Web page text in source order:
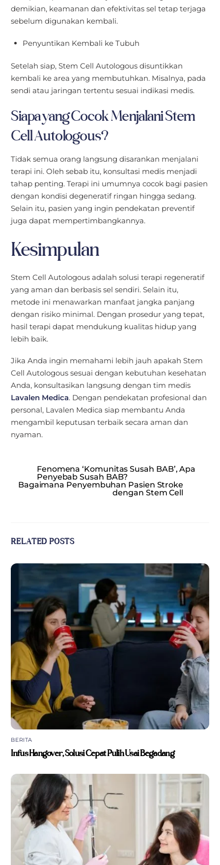
demikian, keamanan dan efektivitas sel tetap terjaga
sebelum digunakan kembali.
Penyuntikan Kembali ke Tubuh
Setelah siap, Stem Cell Autologous disuntikkan
kembali ke area yang membutuhkan. Misalnya, pada
sendi atau jaringan tertentu sesuai indikasi medis.
Siapa yang Cocok Menjalani Stem
Cell Autologous?
Tidak semua orang langsung disarankan menjalani
terapi ini. Oleh sebab itu, konsultasi medis menjadi
tahap penting. Terapi ini umumnya cocok bagi pasien
dengan kondisi degeneratif ringan hingga sedang.
Selain itu, pasien yang ingin pendekatan preventif
juga dapat mempertimbangkannya.
Kesimpulan
Stem Cell Autologous adalah solusi terapi regeneratif
yang aman dan berbasis sel sendiri. Selain itu,
metode ini menawarkan manfaat jangka panjang
dengan risiko minimal. Dengan prosedur yang tepat,
hasil terapi dapat mendukung kualitas hidup yang
lebih baik.
Jika Anda ingin memahami lebih jauh apakah Stem
Cell Autologous sesuai dengan kebutuhan kesehatan
Anda, konsultasikan langsung dengan tim medis
Lavalen Medica. Dengan pendekatan profesional dan
personal, Lavalen Medica siap membantu Anda
mengambil keputusan terbaik secara aman dan
nyaman.
Fenomena ‘Komunitas Susah BAB’, Apa
Penyebab Susah BAB?
Bagaimana Penyembuhan Pasien Stroke
dengan Stem Cell
RELATED POSTS
BERITA
Infus Hangover, Solusi Cepat Pulih Usai Begadang